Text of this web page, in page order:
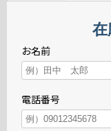
在
お名前
電話番号